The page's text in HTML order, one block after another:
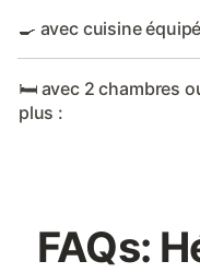
🍳 avec cuisine
🛏️ avec 2 chambres
plus :
FAQs: